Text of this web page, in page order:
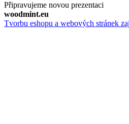
Připravujeme novou prezentaci
woodmint.eu
Tvorbu eshopu a webových stránek